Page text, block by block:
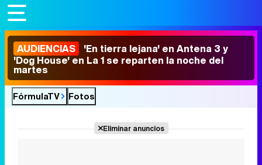
AUDIENCIAS 'En tierra lejana' en Antena 3 y
'Dog House' en La 1 se reparten la noche del
martes
FórmulaTV Fotos
Eliminar anuncios